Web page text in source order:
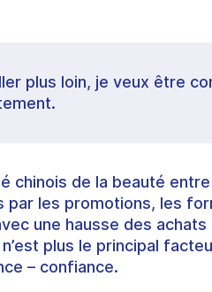
plus loin, je veux être
chinois de la beauté
par les promotions, les
une hausse des
plus le principal
– confiance.